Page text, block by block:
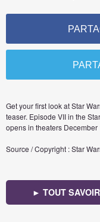
Get your first look at Star
teaser. Episode VII in the
opens in theaters December
Source / Copyright : Star
► TOUT